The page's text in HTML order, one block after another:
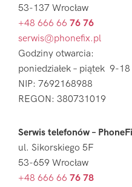
53-137 Wrocław
+48 666 66 76 76
serwis@phonefix.pl
Godziny otwarcia:
poniedziałek – piątek 9-18
NIP: 7692168988
REGON: 380731019
Serwis telefonów –
ul. Sikorskiego 5F
53-659 Wrocław
+48 666 66 76 78